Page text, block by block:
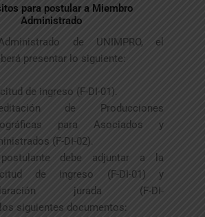
para postular a Miembro
Administrado
de UNIMPRO, el
presentar lo siguiente:
de ingreso (F-DI-01).
de Producciones
para Asociados y
(F-DI-02).
debe adjuntar a la
de ingreso (F-DI-01) y
jurada (F-DI-
siguientes documentos: